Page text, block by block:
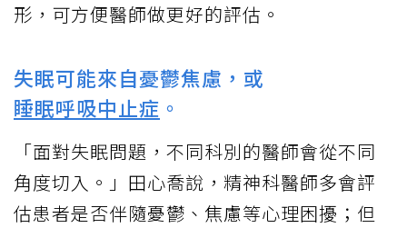
形，可方便醫師做更好的評估。
失眠可能來自憂鬱焦慮，或
睡眠呼吸中止症 。
「面對失眠問題，不同科別的醫師會從不同
角度切入。」田心喬說，精神科醫師多會評
估患者是否伴隨憂鬱、焦慮等心理困擾；但